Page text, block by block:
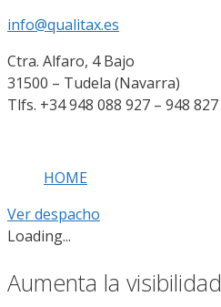
info@qualitax.es
Ctra. Alfaro, 4 Bajo
31500 – Tudela (Navarra)
Tlfs. +34 948 088 927 – 948
HOME
Ver despacho
Loading...
Aumenta la